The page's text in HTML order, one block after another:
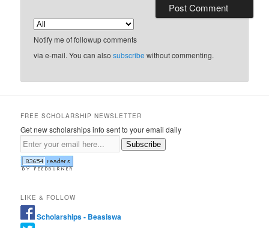
Notify me of followup comments
via e-mail. You can alsosubscribe without commenting.
FREE SCHOLARSHIP NEWSLETTER
Get new scholarships info sent to your email daily
Subscribe
LIKE & FOLLOW
Scholarships - Beasiswa